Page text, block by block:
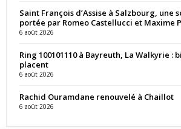
Saint François d’Assise à Salzbourg, une
portée par Romeo Castellucci et Maxime
6 août 2026
Ring 100101110 à Bayreuth, La Walkyrie :
placent
6 août 2026
Rachid Ouramdane renouvelé à Chaillot
6 août 2026